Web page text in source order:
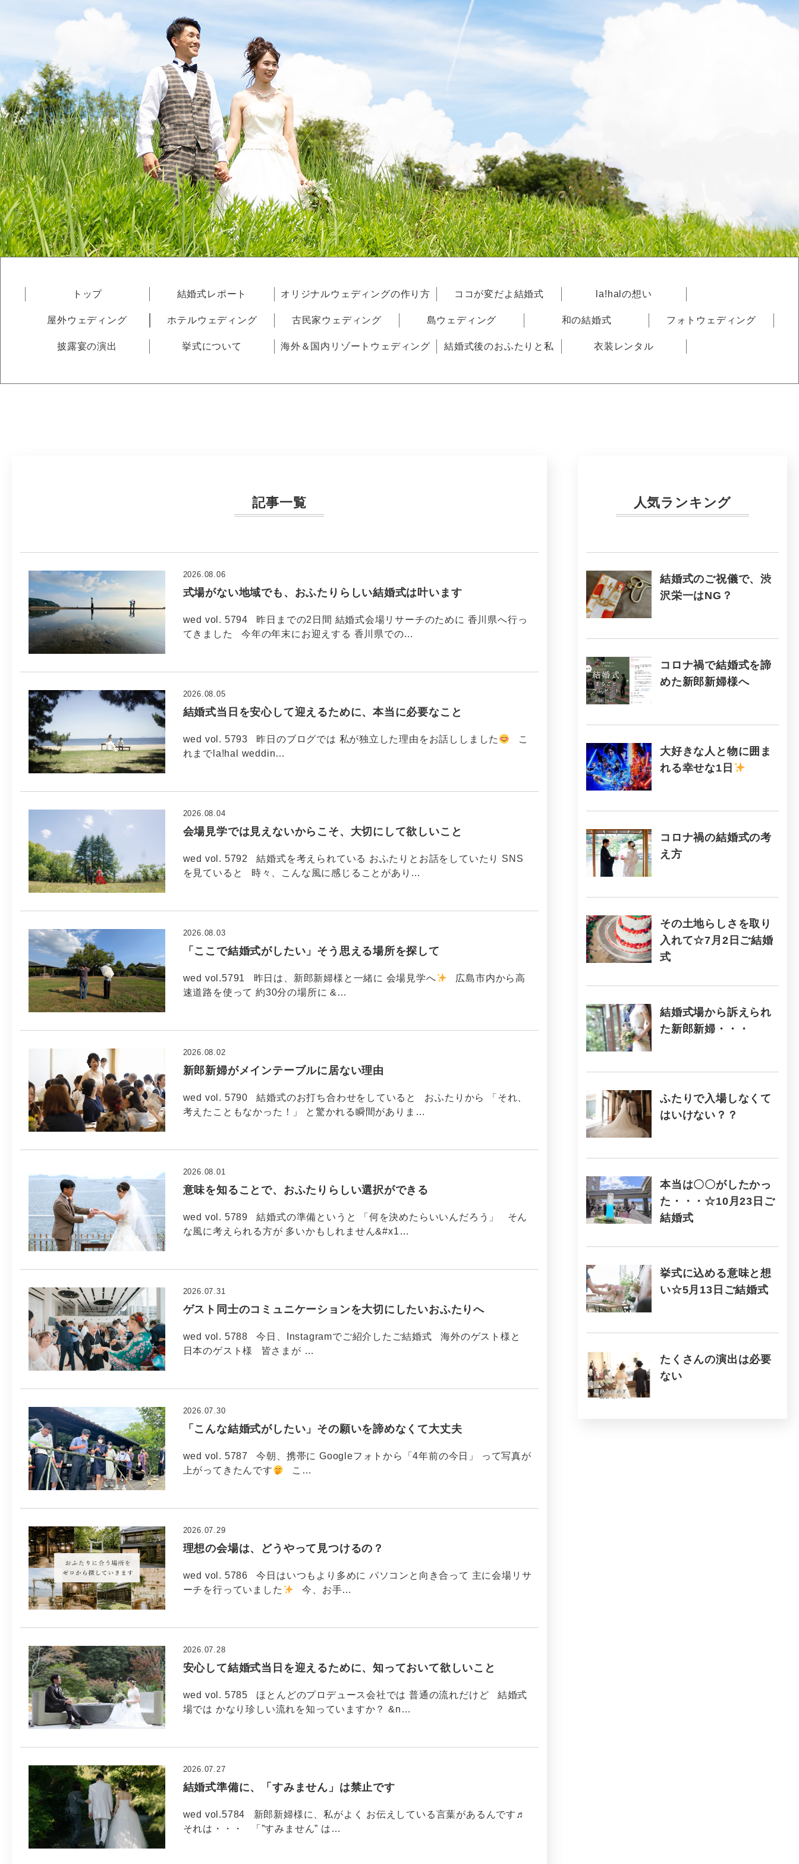
トップ 結婚式レポート オリジナルウェディングの作り方 ココが変だよ結婚式 la!halの想い
屋外ウェディング ホテルウェディング 古民家ウェディング 島ウェディング 和の結婚式 フォトウェディング
披露宴の演出 挙式について 海外＆国内リゾートウェディング 結婚式後のおふたりと私 衣装レンタル
記事一覧
式場がない地域でも、おふたりらしい結婚式は叶います
2026.08.06
wed vol. 5794 昨日までの2日間 結婚式会場リサーチのために 香川県へ行っ
てきました 今年の年末にお迎えする 香川県での…
結婚式当日を安心して迎えるために、本当に必要なこと
2026.08.05
wed vol. 5793 昨日のブログでは 私が独立した理由をお話ししました
こ
れまでla!hal weddin…
会場見学では見えないからこそ、大切にして欲しいこと
2026.08.04
wed vol. 5792 結婚式を考えられている おふたりとお話をしていたり SNS
を見ていると 時々、こんな風に感じることがあり…
「ここで結婚式がしたい」そう思える場所を探して
2026.08.03
wed vol.5791 昨日は、新郎新婦様と一緒に 会場見学へ
広島市内から高
速道路を使って 約30分の場所に &…
新郎新婦がメインテーブルに居ない理由
2026.08.02
wed vol. 5790 結婚式のお打ち合わせをしていると おふたりから 「それ、
考えたこともなかった！」 と驚かれる瞬間がありま…
意味を知ることで、おふたりらしい選択ができる
2026.08.01
wed vol. 5789 結婚式の準備というと 「何を決めたらいいんだろう」 そん
な風に考えられる方が 多いかもしれません&#x1…
ゲスト同士のコミュニケーションを大切にしたいおふたりへ
2026.07.31
wed vol. 5788 今日、Instagramでご紹介したご結婚式 海外のゲスト様と
日本のゲスト様 皆さまが …
「こんな結婚式がしたい」その願いを諦めなくて大丈夫
2026.07.30
wed vol. 5787 今朝、携帯に Googleフォトから「4年前の今日」 って写真が
上がってきたんです
こ…
理想の会場は、どうやって見つけるの？
2026.07.29
wed vol. 5786 今日はいつもより多めに パソコンと向き合って 主に会場リサ
ーチを行っていました
今、お手…
安心して結婚式当日を迎えるために、知っておいて欲しいこと
2026.07.28
wed vol. 5785 ほとんどのプロデュース会社では 普通の流れだけど 結婚式
場では かなり珍しい流れを知っていますか？ &n…
結婚式準備に、「すみません」は禁止です
2026.07.27
wed vol.5784 新郎新婦様に、私がよく お伝えしている言葉があるんです♬
それは・・・ 「”すみません” は…
人気ランキング
結婚式のご祝儀で、渋
沢栄一はNG？
コロナ禍で結婚式を諦
めた新郎新婦様へ
大好きな人と物に囲ま
れる幸せな1日
コロナ禍の結婚式の考
え方
その土地らしさを取り
入れて☆7月2日ご結婚
式
結婚式場から訴えられ
た新郎新婦・・・
ふたりで入場しなくて
はいけない？？
本当は〇〇がしたかっ
た・・・☆10月23日ご
結婚式
挙式に込める意味と想
い☆5月13日ご結婚式
たくさんの演出は必要
ない